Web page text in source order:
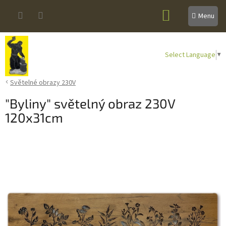
Select Language ▼
NÁKUPNÍ
KOŠÍK
Světelné obrazy 230V
"Byliny" světelný obraz 230V
120x31cm